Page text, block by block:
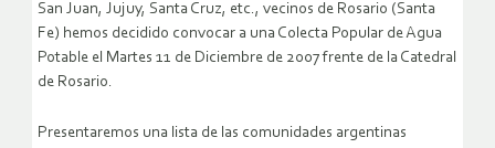
San Juan, Jujuy, Santa Cruz, etc., vecinos de Rosario (Santa
Fe) hemos decidido convocar a una Colecta Popular de Agua
Potable el Martes 11 de Diciembre de 2007 frente de la Catedral
de Rosario.
Presentaremos una lista de las comunidades argentinas